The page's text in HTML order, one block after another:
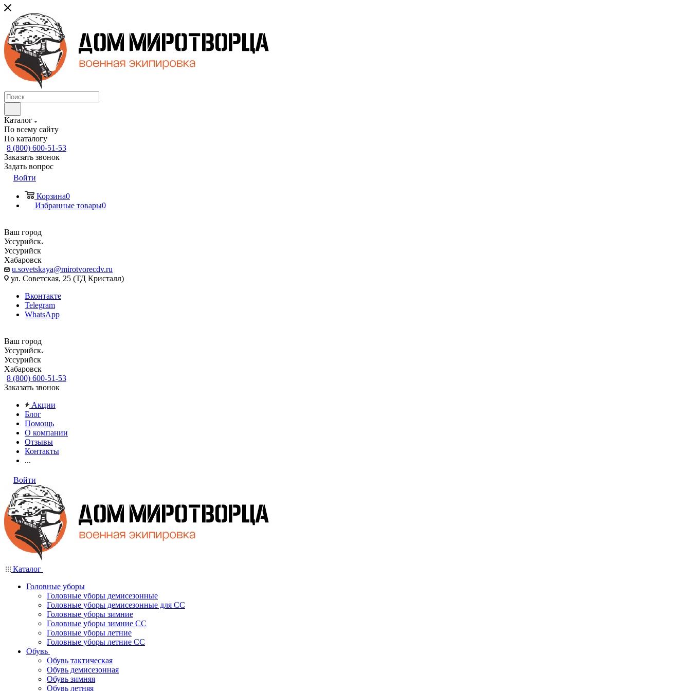
Каталог
По всему сайту
По каталогу
8 (800) 600-51-53
Заказать звонок
Задать вопрос
Войти
Корзина0
Избранные товары0
Ваш город
Уссурийск
Уссурийск
Хабаровск
u.sovetskaya@mirotvorecdv.ru
ул. Советская, 25 (ТД Кристалл)
Вконтакте
Telegram
WhatsApp
Ваш город
Уссурийск
Уссурийск
Хабаровск
8 (800) 600-51-53
Заказать звонок
Акции
Блог
Помощь
О компании
Отзывы
Контакты
...
Войти
Каталог
Головные уборы
Головные уборы демисезонные
Головные уборы демисезонные для СС
Головные уборы зимние
Головные уборы зимние СС
Головные уборы летние
Головные уборы летние СС
Обувь
Обувь тактическая
Обувь демисезонная
Обувь зимняя
Обувь летняя